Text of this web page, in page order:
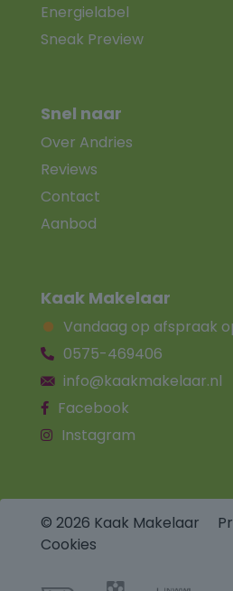
Energielabel
Sneak Preview
Snel naar
Over Andries
Reviews
Contact
Aanbod
Kaak Makelaar
Vandaag op afspraak
0575-469406
info@kaakmakelaar.nl
Facebook
Instagram
© 2026 Kaak Makelaar
Cookies